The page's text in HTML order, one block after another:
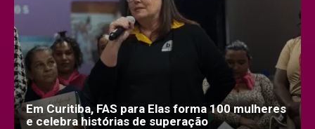
Em Curitiba, FAS para Elas forma 100 mulheres
e celebra histórias de superação